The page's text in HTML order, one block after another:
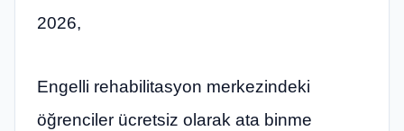
2026,
Engelli rehabilitasyon merkezindeki
öğrenciler ücretsiz olarak ata binme